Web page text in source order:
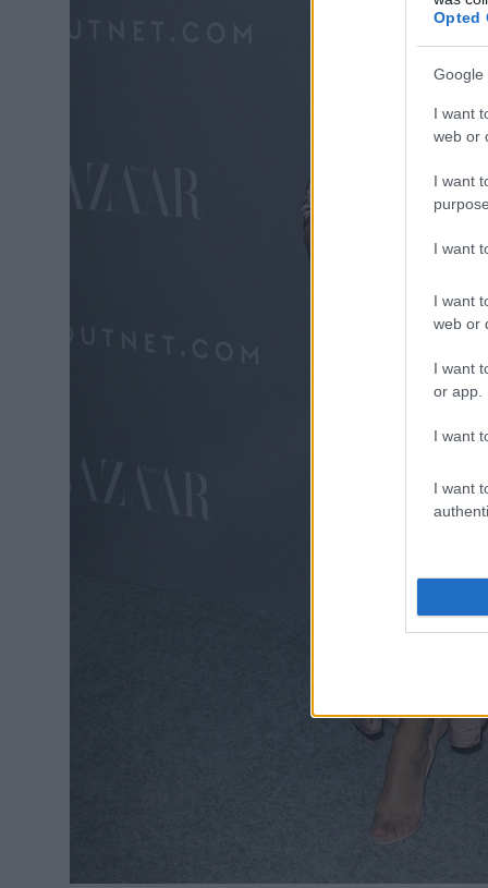
Opted
Google
I want
web or
I want
I want
I want
web or
I want
or app.
I want
I want